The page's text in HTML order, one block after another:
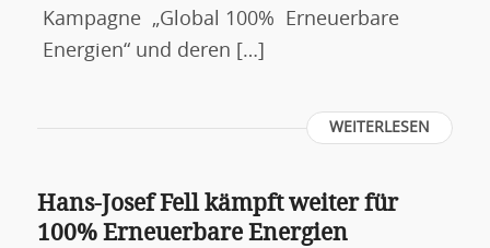
Kampagne „Global 100% Erneuerbare
Energien“ und deren […]
WEITERLESEN
Hans-Josef Fell kämpft weiter für
100% Erneuerbare Energien